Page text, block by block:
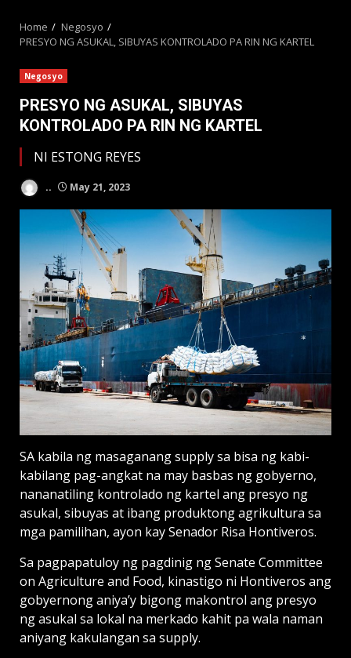
Home
Negosyo
PRESYO NG ASUKAL, SIBUYAS KONTROLADO PA RIN NG KARTEL
Negosyo
PRESYO NG ASUKAL, SIBUYAS
KONTROLADO PA RIN NG KARTEL
NI ESTONG REYES
.. May 21, 2023
SA kabila ng masaganang supply sa bisa ng kabi-
kabilang pag-angkat na may basbas ng gobyerno,
nananatiling kontrolado ng kartel ang presyo ng
asukal, sibuyas at ibang produktong agrikultura sa
mga pamilihan, ayon kay Senador Risa Hontiveros.
Sa pagpapatuloy ng pagdinig ng Senate Committee
on Agriculture and Food, kinastigo ni Hontiveros ang
gobyernong aniya’y bigong makontrol ang presyo
ng asukal sa lokal na merkado kahit pa wala naman
aniyang kakulangan sa supply.